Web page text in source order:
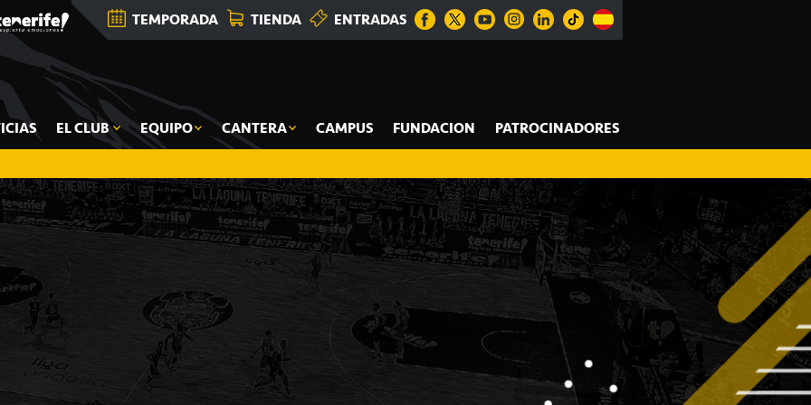
TEMPORADA TIENDA ENTRADAS
EL CLUB EQUIPO CANTERA CAMPUS FUNDACION PATROCINADORES